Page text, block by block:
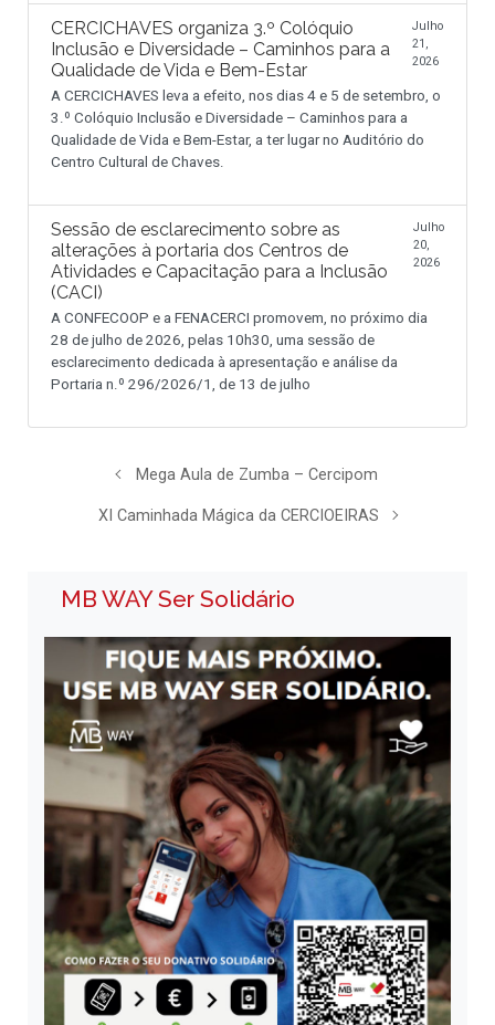
CERCICHAVES organiza 3.º Colóquio
Inclusão e Diversidade – Caminhos para a
Qualidade de Vida e Bem-Estar
Julho
21,
2026
A CERCICHAVES leva a efeito, nos dias 4 e 5 de setembro, o
3.º Colóquio Inclusão e Diversidade – Caminhos para a
Qualidade de Vida e Bem-Estar, a ter lugar no Auditório do
Centro Cultural de Chaves.
Sessão de esclarecimento sobre as
alterações à portaria dos Centros de
Atividades e Capacitação para a Inclusão
(CACI)
Julho
20,
2026
A CONFECOOP e a FENACERCI promovem, no próximo dia
28 de julho de 2026, pelas 10h30, uma sessão de
esclarecimento dedicada à apresentação e análise da
Portaria n.º 296/2026/1, de 13 de julho
Mega Aula de Zumba – Cercipom
XI Caminhada Mágica da CERCIOEIRAS
MB WAY Ser Solidário